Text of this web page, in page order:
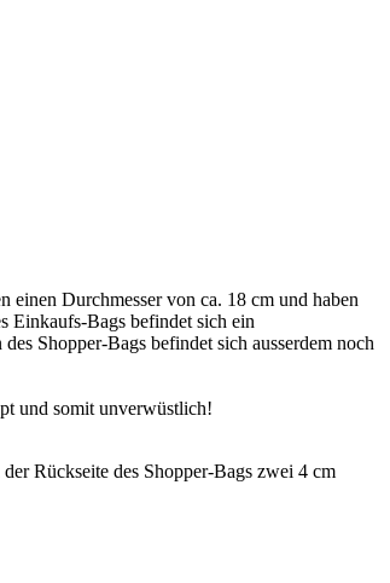
Durchmesser von ca. 18 cm und haben
Einkaufs-Bags befindet sich ein
Shopper-Bags befindet sich ausserdem noch
und somit unverwüstlich!
Rückseite des Shopper-Bags zwei 4 cm